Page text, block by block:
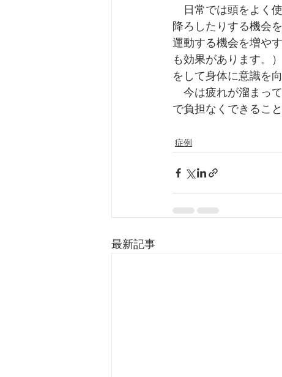
日常では頭をよく
降ろしたりする機会
運動する機会を増や
も効果があります。
をして身体に意識を
今は疲れが溜まっ
で負担なくできるこ
症例
最新記事